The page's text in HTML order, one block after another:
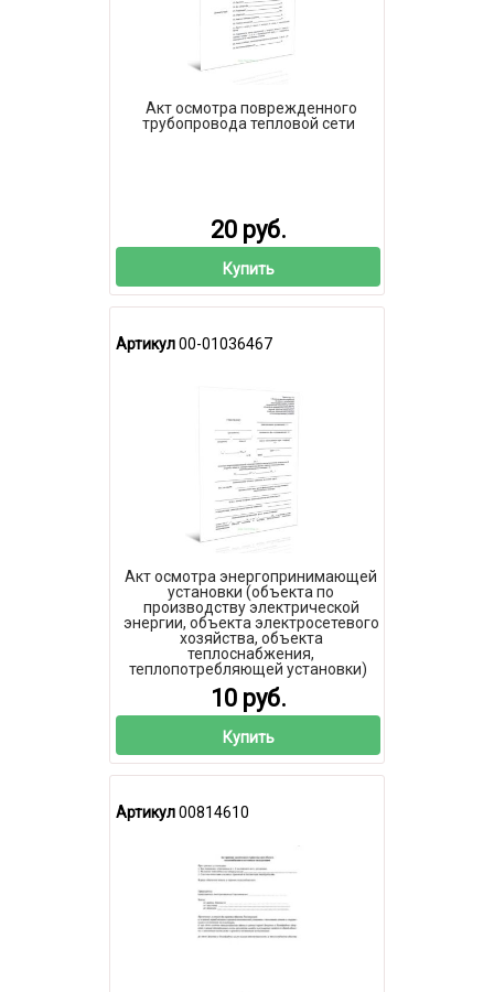
Акт осмотра поврежденного
трубопровода тепловой сети
20 руб.
Купить
Артикул00-01036467
Акт осмотра энергопринимающей
установки (объекта по
производству электрической
энергии, объекта электросетевого
хозяйства, объекта
теплоснабжения,
теплопотребляющей установки)
10 руб.
Купить
Артикул00814610